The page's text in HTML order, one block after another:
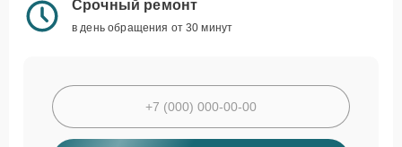
Срочный ремонт
в день обращения от 30 минут